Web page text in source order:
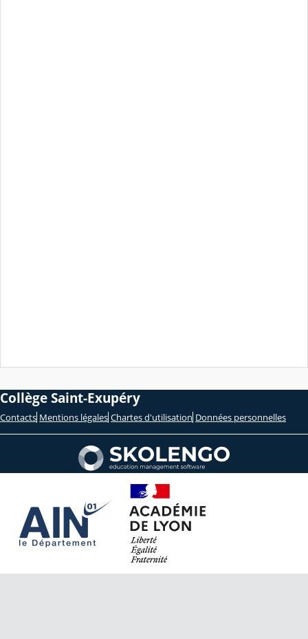
Collège Saint-Exupéry
Contacts Mentions légales Chartes d'utilisation Données personnelles